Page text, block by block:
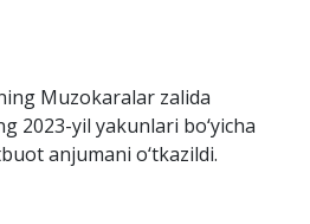
Muzokaralar zalida
2023-yil yakunlari bo‘yicha
anjumani o‘tkazildi.